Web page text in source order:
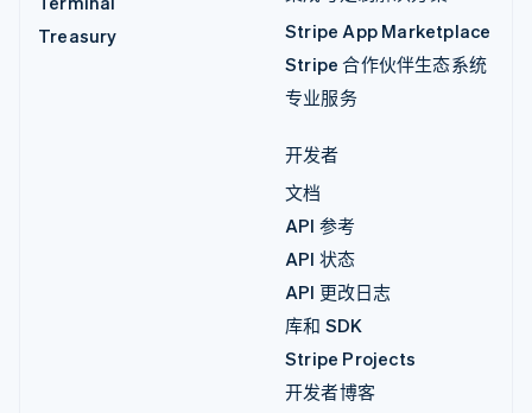
Treasury
Stripe App Marketplace
Stripe 合作伙伴生态系统
专业服务
开发者
文档
API 参考
API 状态
API 更改日志
库和 SDK
Stripe Projects
开发者博客